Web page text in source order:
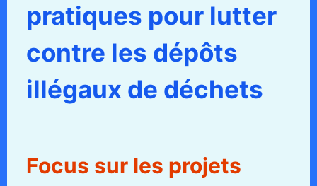
pratiques pour lutter
contre les dépôts
illégaux de déchets
Focus sur les projets